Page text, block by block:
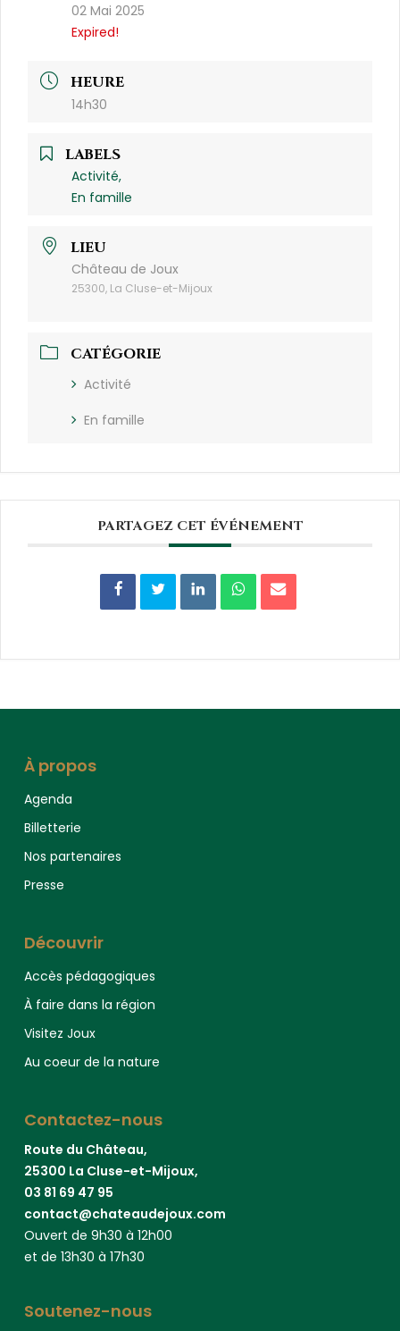
02 Mai 2025
Expired!
HEURE
14h30
LABELS
Activité,
En famille
LIEU
Château de Joux
25300, La Cluse-et-Mijoux
CATÉGORIE
Activité
En famille
PARTAGEZ CET ÉVÉNEMENT
À propos
Agenda
Billetterie
Nos partenaires
Presse
Découvrir
Accès pédagogiques
À faire dans la région
Visitez Joux
Au coeur de la nature
Contactez-nous
Route du Château,
25300 La Cluse-et-Mijoux,
03 81 69 47 95
contact@chateaudejoux.com
Ouvert de 9h30 à 12h00
et de 13h30 à 17h30
Soutenez-nous